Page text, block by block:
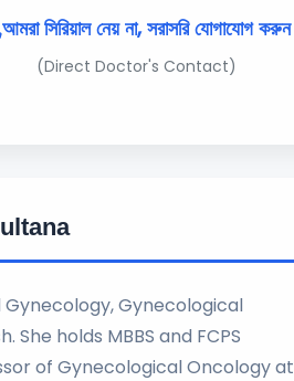
আমরা সিরিয়াল নেয় না, সরাসরি যোগাযোগ করুন
(Direct Doctor's Contact)
Gynecology, Gynecological
holds MBBS and FCPS
of Gynecological Oncology at